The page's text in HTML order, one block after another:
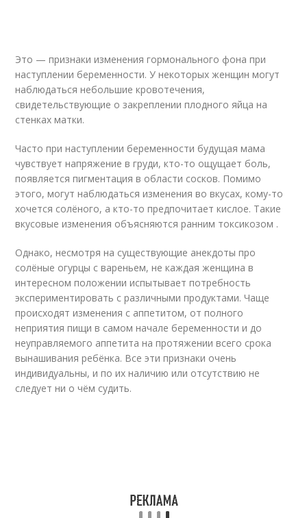
Это — признаки изменения гормонального фона при
наступлении беременности. У некоторых женщин могут
наблюдаться небольшие кровотечения,
свидетельствующие о закреплении плодного яйца на
стенках матки.
Часто при наступлении беременности будущая мама
чувствует напряжение в груди, кто-то ощущает боль,
появляется пигментация в области сосков. Помимо
этого, могут наблюдаться изменения во вкусах, кому-то
хочется солёного, а кто-то предпочитает кислое. Такие
вкусовые изменения объясняются ранним токсикозом .
Однако, несмотря на существующие анекдоты про
солёные огурцы с вареньем, не каждая женщина в
интересном положении испытывает потребность
экспериментировать с различными продуктами. Чаще
происходят изменения с аппетитом, от полного
неприятия пищи в самом начале беременности и до
неуправляемого аппетита на протяжении всего срока
вынашивания ребёнка. Все эти признаки очень
индивидуальны, и по их наличию или отсутствию не
следует ни о чём судить.